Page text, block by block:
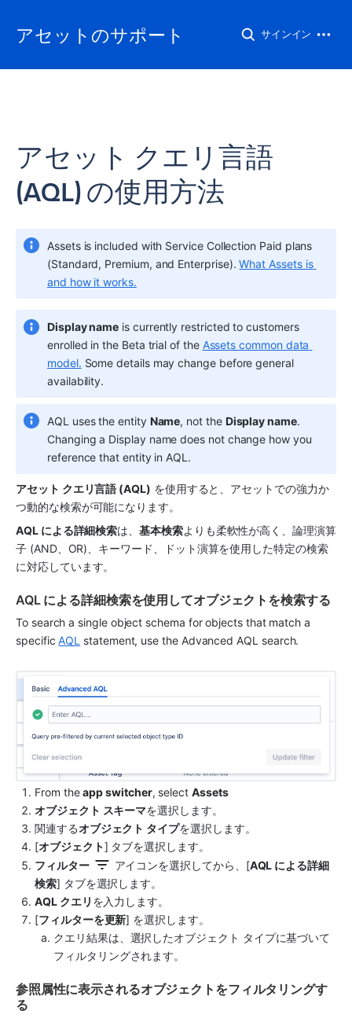
アセットのサポート サインイン
アセット クエリ言語
(AQL) の使用方法
Assets is included with Service Collection Paid plans
(Standard, Premium, and Enterprise). What Assets is
and how it works.
Display name is currently restricted to customers
enrolled in the Beta trial of the Assets common data
model. Some details may change before general
availability.
AQL uses the entity Name, not the Display name.
Changing a Display name does not change how you
reference that entity in AQL.
アセット クエリ言語 (AQL) を使用すると、 アセット での強力か
つ動的な検索が可能になります。
AQL による詳細検索は、基本検索よりも柔軟性が高く、論理演算
子 (AND、OR)、キーワード、ドット演算を使用した特定の検索
に対応しています。
AQL による詳細検索を使用してオブジェクトを検索する
To search a single object schema for objects that match a
specific AQL statement, use the Advanced AQL search.
From the app switcher, select Assets
オブジェクト スキーマを選択します。
関連するオブジェクト タイプを選択します。
[オブジェクト] タブを選択します。
フィルター
アイコンを選択してから、[AQL による詳細
検索] タブを選択します。
AQL クエリ を入力します。
[フィルターを更新] を選択します。
クエリ結果は、選択したオブジェクト タイプに基づいて
フィルタリングされます。
参照属性に表示されるオブジェクトをフィルタリングす
る